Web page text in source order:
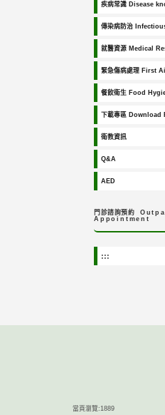
疾病常識 Disease
傳染病防治
就醫資源 Medical
緊急傷病處理 First
餐飲衛生 Food
下載專區 Download
衛教資訊
Q&A
AED
門診諮詢預約
Appointment
:::
當頁瀏覽:1889